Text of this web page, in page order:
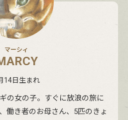
マーシィ
14日生まれ
の女の子。すぐに放浪の旅に
働き者のお母さん、5匹のきょ